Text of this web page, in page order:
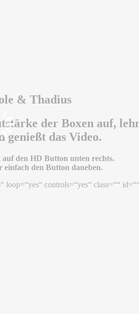
& Thadius
der Boxen auf,
genießt das Video.
den HD Button unten rechts.
den Button daneben.
controls=“yes“ class=““